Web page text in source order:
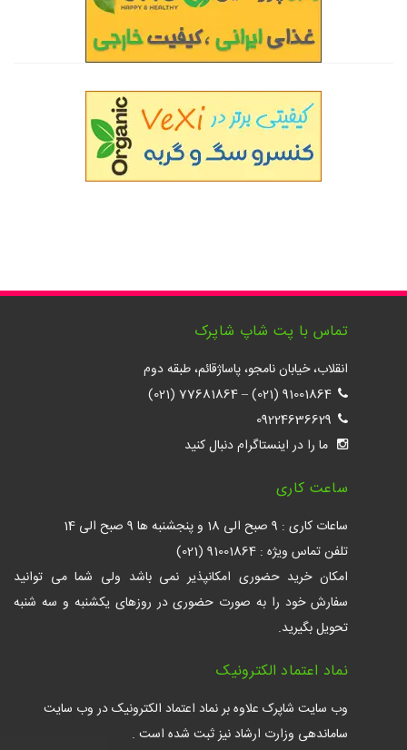
تماس با پت شاپ شاپرک
انقلاب، خیابان نامجو، پاساژقائم، طبقه دوم
91001864 (021)
–
77681864 (021)
09224636629
ما را در اینستاگرام دنبال کنید
ساعت کاری
ساعات کاری : 9 صبح الی 18 و پنجشنبه ها 9 صبح الی 14
تلفن تماس ویژه : 91001864 (021)
امکان خرید حضوری امکانپذیر نمی باشد ولی شما می توانید
سفارش خود را به صورت حضوری در روزهای یکشنبه و سه شنبه
تحویل بگیرید.
نماد اعتماد الکترونیک
وب سایت شاپرک علاوه بر نماد اعتماد الکترونیک در وب سایت
ساماندهی وزارت ارشاد نیز ثبت شده است .